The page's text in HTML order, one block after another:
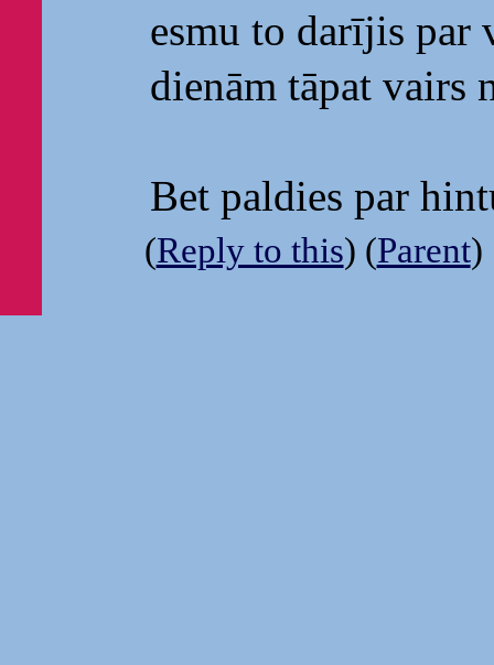
esmu to darījis par
dienām tāpat vairs
Bet paldies par
(Reply to this) (Parent)